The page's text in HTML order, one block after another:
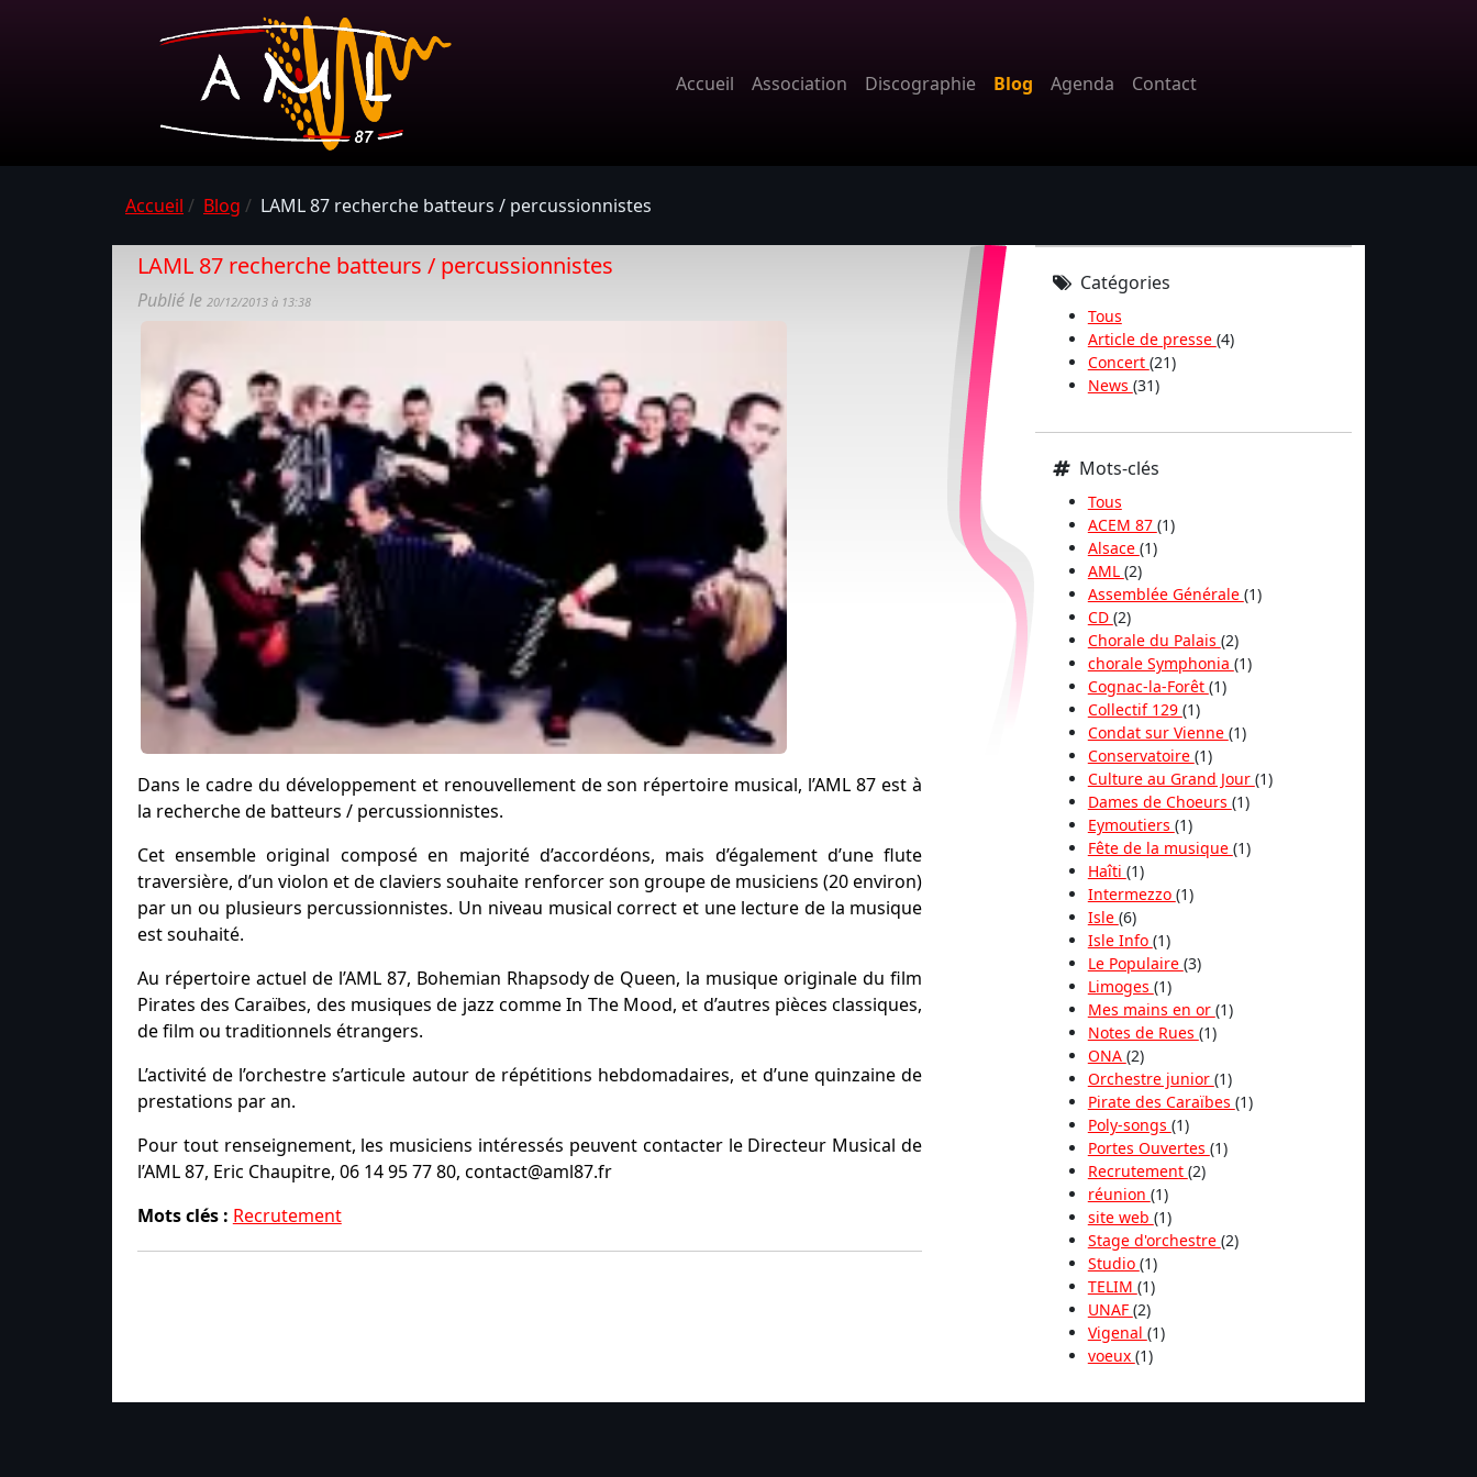
Accueil Association Discographie Blog Agenda Contact
Accueil / Blog / LAML 87 recherche batteurs / percussionnistes
LAML 87 recherche batteurs / percussionnistes
Publié le 20/12/2013 à 13:38
Dans le cadre du développement et renouvellement de son répertoire musical, l’AML 87 est à
la recherche de batteurs / percussionnistes.
Cet ensemble original composé en majorité d’accordéons, mais d’également d’une flute
traversière, d’un violon et de claviers souhaite renforcer son groupe de musiciens (20 environ)
par un ou plusieurs percussionnistes. Un niveau musical correct et une lecture de la musique
est souhaité.
Au répertoire actuel de l’AML 87, Bohemian Rhapsody de Queen, la musique originale du film
Pirates des Caraïbes, des musiques de jazz comme In The Mood, et d’autres pièces classiques,
de film ou traditionnels étrangers.
L’activité de l’orchestre s’articule autour de répétitions hebdomadaires, et d’une quinzaine de
prestations par an.
Pour tout renseignement, les musiciens intéressés peuvent contacter le Directeur Musical de
l’AML 87, Eric Chaupitre, 06 14 95 77 80, contact@aml87.fr
Mots clés : Recrutement
Catégories
Tous
Article de presse (4)
Concert (21)
News (31)
Mots-clés
Tous
ACEM 87 (1)
Alsace (1)
AML (2)
Assemblée Générale (1)
CD (2)
Chorale du Palais (2)
chorale Symphonia (1)
Cognac-la-Forêt (1)
Collectif 129 (1)
Condat sur Vienne (1)
Conservatoire (1)
Culture au Grand Jour (1)
Dames de Choeurs (1)
Eymoutiers (1)
Fête de la musique (1)
Haîti (1)
Intermezzo (1)
Isle (6)
Isle Info (1)
Le Populaire (3)
Limoges (1)
Mes mains en or (1)
Notes de Rues (1)
ONA (2)
Orchestre junior (1)
Pirate des Caraïbes (1)
Poly-songs (1)
Portes Ouvertes (1)
Recrutement (2)
réunion (1)
site web (1)
Stage d'orchestre (2)
Studio (1)
TELIM (1)
UNAF (2)
Vigenal (1)
voeux (1)